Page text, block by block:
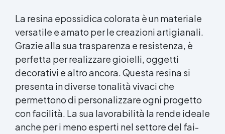
La resina epossidica colorata è un materiale
versatile e amato per le creazioni artigianali.
Grazie alla sua trasparenza e resistenza, è
perfetta per realizzare gioielli, oggetti
decorativi e altro ancora. Questa resina si
presenta in diverse tonalità vivaci che
permettono di personalizzare ogni progetto
con facilità. La sua lavorabilità la rende ideale
anche per i meno esperti nel settore del fai-